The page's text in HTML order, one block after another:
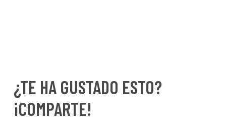
¿TE HA GUSTADO ESTO?
¡COMPARTE!